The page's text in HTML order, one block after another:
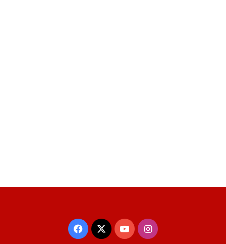
Facebook
X YouTubeInstagram